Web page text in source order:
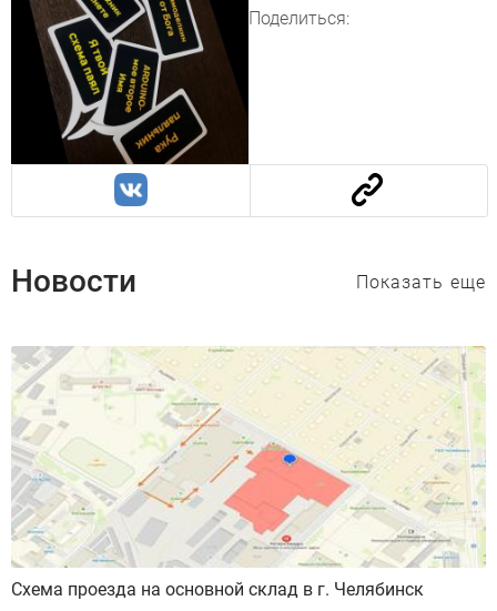
Поделиться:
Новости Показать еще
Схема проезда на основной склад в г. Челябинск